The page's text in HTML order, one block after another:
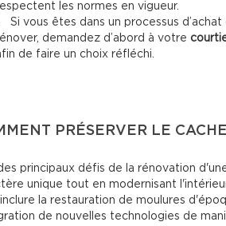
les normes en vigueur.
Si vous êtes dans un processus
demandez d’abord à votre
de faire un choix réfléchi.
PRÉSERVER LE
principaux défis de la rénovation
unique tout en modernisant
la restauration de moulures
de nouvelles technologies de